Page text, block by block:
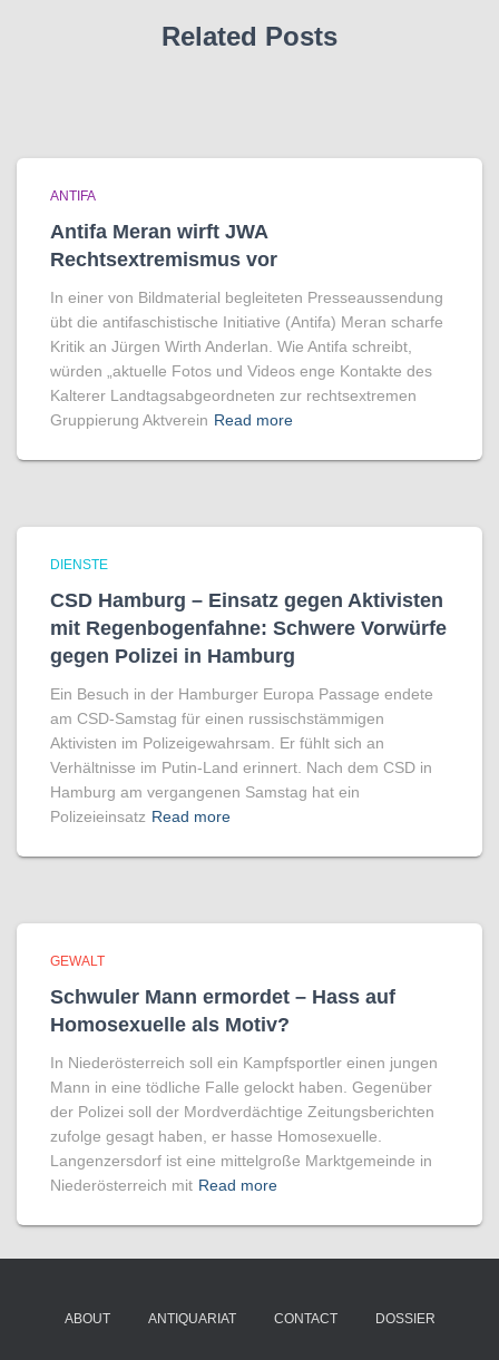
Related Posts
ANTIFA
Antifa Meran wirft JWA
Rechtsextremismus vor
In einer von Bildmaterial begleiteten Presseaussendung
übt die antifaschistische Initiative (Antifa) Meran scharfe
Kritik an Jürgen Wirth Anderlan. Wie Antifa schreibt,
würden „aktuelle Fotos und Videos enge Kontakte des
Kalterer Landtagsabgeordneten zur rechtsextremen
Gruppierung Aktverein Read more
DIENSTE
CSD Hamburg – Einsatz gegen Aktivisten
mit Regenbogen­fahne: Schwere Vorwürfe
gegen Polizei in Hamburg
Ein Besuch in der Hamburger Europa Passage endete
am CSD-Samstag für einen russischstämmigen
Aktivisten im Polizeigewahrsam. Er fühlt sich an
Verhältnisse im Putin-Land erinnert. Nach dem CSD in
Hamburg am vergangenen Samstag hat ein
Polizeieinsatz Read more
GEWALT
Schwuler Mann ermordet – Hass auf
Homo­sexuelle als Motiv?
In Niederösterreich soll ein Kampfsportler einen jungen
Mann in eine tödliche Falle gelockt haben. Gegenüber
der Polizei soll der Mordverdächtige Zeitungsberichten
zufolge gesagt haben, er hasse Homosexuelle.
Langenzersdorf ist eine mittelgroße Marktgemeinde in
Niederösterreich mit Read more
ABOUT ANTIQUARIAT CONTACT DOSSIER